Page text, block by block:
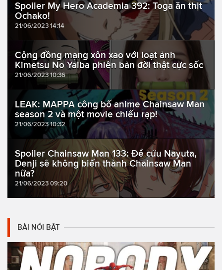
Spoiler My Hero Academia 392: Toga ăn thịt
Ochako!
21/06/2023 14:14
Cộng đồng mạng xôn xao với loạt ảnh
Kimetsu No Yaiba phiên bản đời thật cực sốc
21/06/2023 10:36
LEAK: MAPPA công bố anime Chainsaw Man
season 2 và một movie chiếu rạp!
21/06/2023 10:32
Spoiler Chainsaw Man 133: Để cứu Nayuta,
Denji sẽ không biến thành Chainsaw Man
nữa?
21/06/2023 09:20
BÀI NỔI BẬT